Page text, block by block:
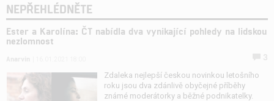
NEPŘEHLÉDNĚTE
Ester a Karolína: ČT nabídla dva vynikající pohledy na lidskou
nezlomnost
Zdaleka nejlepší českou novinkou letošního
roku jsou dva zdánlivě obyčejné příběhy
známé moderátorky a běžné podnikatelky.